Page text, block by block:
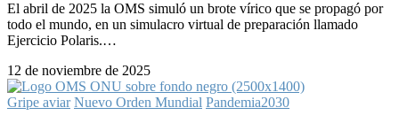
El abril de 2025 la OMS simuló un brote vírico que se propagó por
todo el mundo, en un simulacro virtual de preparación llamado
Ejercicio Polaris.…
12 de noviembre de 2025
Gripe aviar Nuevo Orden Mundial Pandemia2030